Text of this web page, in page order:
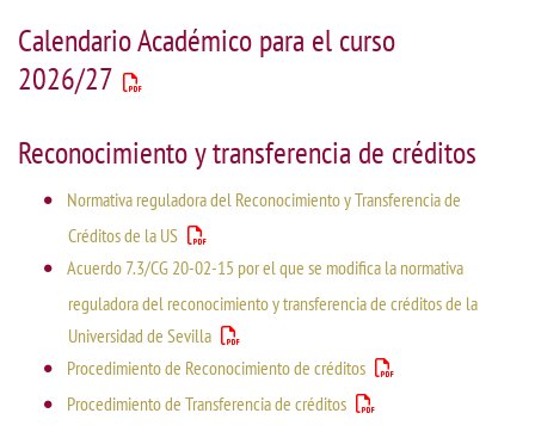
Calendario Académico para el curso
2026/27
Reconocimiento y transferencia de créditos
Normativa reguladora del Reconocimiento y Transferencia de
Créditos de la US
Acuerdo 7.3/CG 20-02-15 por el que se modifica la normativa
reguladora del reconocimiento y transferencia de créditos de la
Universidad de Sevilla
Procedimiento de Reconocimiento de créditos
Procedimiento de Transferencia de créditos